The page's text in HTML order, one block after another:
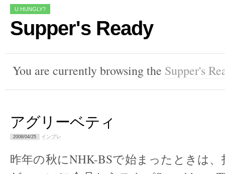
U HUNGLY?
Supper's Ready
You are currently browsing the Supper's
アグリーベティ
2008/04/25 インプレ
昨年の秋にNHK-BSで始まったときは